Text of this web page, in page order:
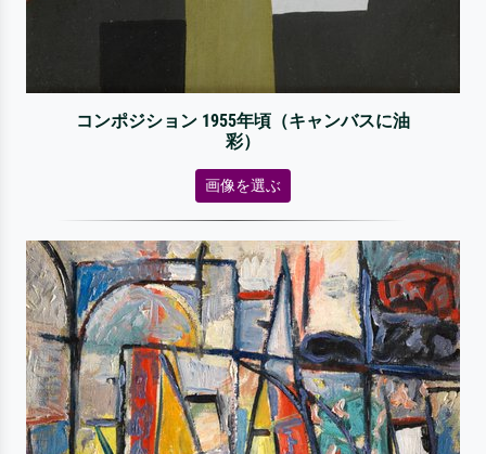
コンポジション 1955年頃（キャンバスに油
彩）
画像を選ぶ